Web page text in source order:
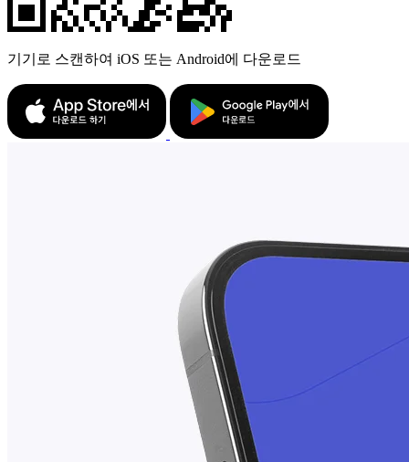
기기로 스캔하여 iOS 또는 Android에 다운로드